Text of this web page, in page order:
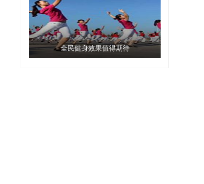
全民健身效果值得期待